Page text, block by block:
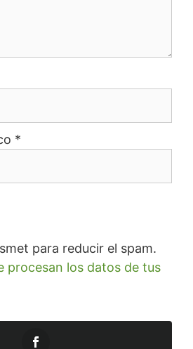
*
para reducir el spam.
procesan los datos de tus